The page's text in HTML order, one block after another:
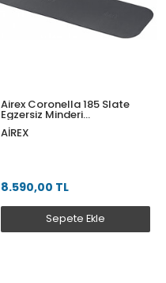
Airex Coronella 185 Slate
Egzersiz Minderi
1850x600x15mm
CORONELLASI
AIREX
8.590,00 TL
Sepete Ekle